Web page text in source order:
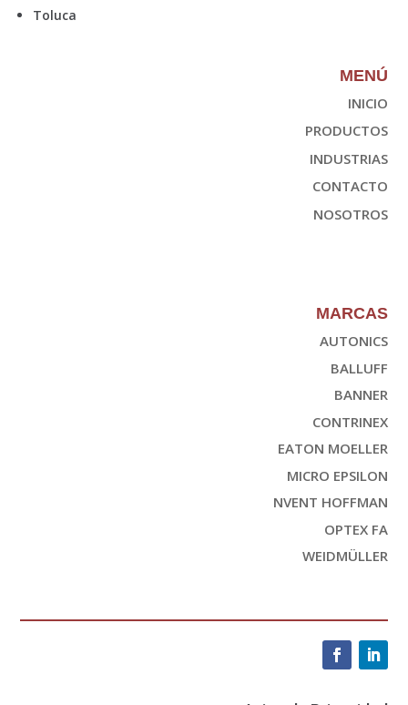
Toluca
MENÚ
INICIO
PRODUCTOS
INDUSTRIAS
CONTACTO
NOSOTROS
MARCAS
AUTONICS
BALLUFF
BANNER
CONTRINEX
EATON MOELLER
MICRO EPSILON
NVENT HOFFMAN
OPTEX FA
WEIDMÜLLER